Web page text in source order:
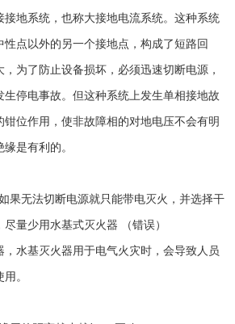
地系统，也称大接地电流系统。这种系统
点以外的另一个接地点，构成了短路回
为了防止设备损坏，必须迅速切断电源，
停电事故。但这种系统上发生单相接地故
位作用，使非故障相的对地电压不会有明
是有利的。
果无法切断电源就只能带电灭火，并选择干
量少用水基式灭火器 （错误）
水基灭火器用于电气火灾时，会导致人员
。